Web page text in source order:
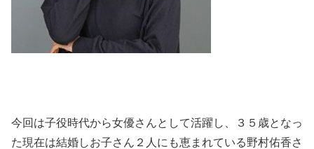
今回は子役時代から女優さんとして活躍し、３５歳となっ
た現在は結婚しお子さん２人にも恵まれている野村佑香さ